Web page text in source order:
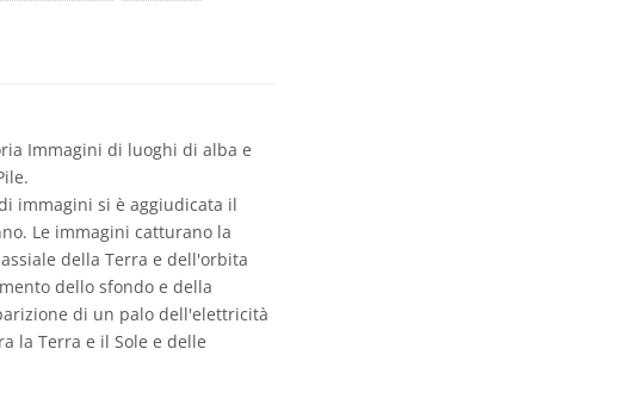
Immagini di luoghi di alba e
immagini si è aggiudicata il
Le immagini catturano la
della Terra e dell'orbita
dello sfondo e della
di un palo dell'elettricità
la Terra e il Sole e delle